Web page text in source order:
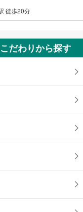
徒歩20分
だわりから探す